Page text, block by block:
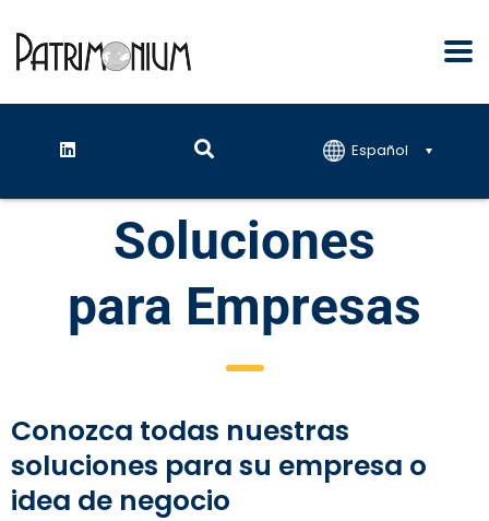
Español
Soluciones
para Empresas
Conozca todas nuestras
soluciones para su empresa o
idea de negocio